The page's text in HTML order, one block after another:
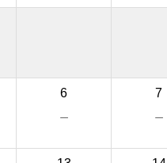
6
－
7
－